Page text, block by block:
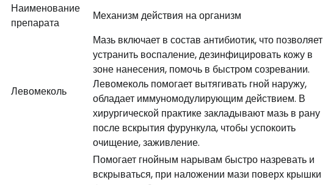
Наименование
препарата
Механизм действия на организм
Левомеколь
Мазь включает в состав антибиотик, что позволяет
устранить воспаление, дезинфицировать кожу в
зоне нанесения, помочь в быстром созревании.
Левомеколь помогает вытягивать гной наружу,
обладает иммуномодулирующим действием. В
хирургической практике закладывают мазь в рану
после вскрытия фурункула, чтобы успокоить
очищение, заживление.
Помогает гнойным нарывам быстро назревать и
вскрываться, при наложении мази поверх крышки